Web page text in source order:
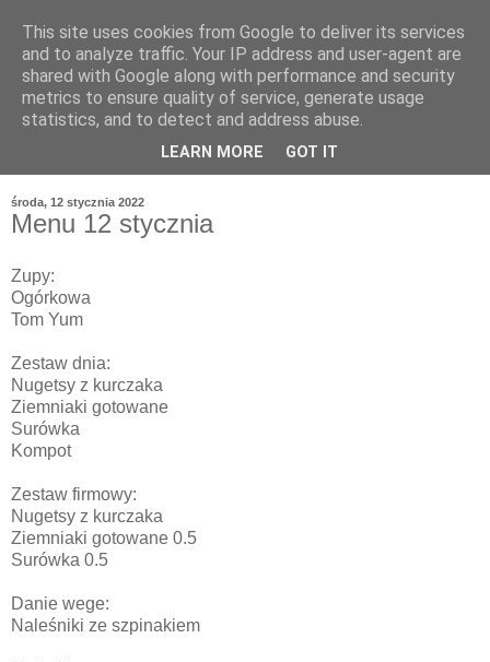
środa, 12 stycznia 2022
Menu 12 stycznia
Zupy:
Ogórkowa
Tom Yum
Zestaw dnia:
Nugetsy z kurczaka
Ziemniaki gotowane
Surówka
Kompot
Zestaw firmowy:
Nugetsy z kurczaka
Ziemniaki gotowane 0.5
Surówka 0.5
Danie wege:
Naleśniki ze szpinakiem
This site uses cookies from Google to deliver its services
and to analyze traffic. Your IP address and user-agent are
shared with Google along with performance and security
metrics to ensure quality of service, generate usage
statistics, and to detect and address abuse.
LEARN MORE GOT IT